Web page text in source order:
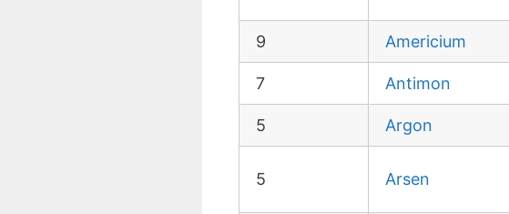
9 Americium
7 Antimon
5 Argon
5 Arsen